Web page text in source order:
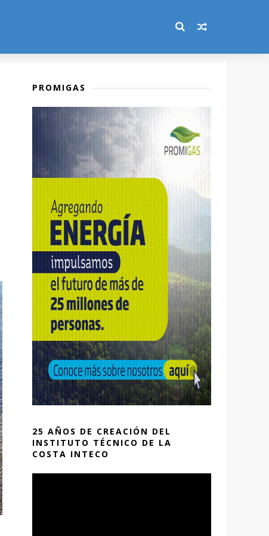
PROMIGAS
25 AÑOS DE CREACIÓN DEL
INSTITUTO TÉCNICO DE LA
COSTA INTECO